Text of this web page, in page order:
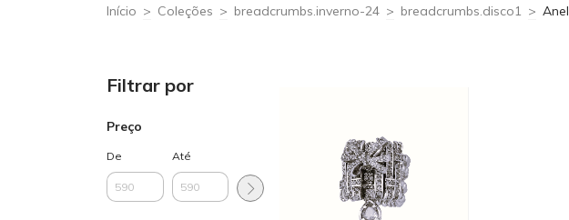
Início > Coleções > breadcrumbs.inverno-24 > breadcrumbs.disco1 > Anel
Filtrar por
Preço
De Até